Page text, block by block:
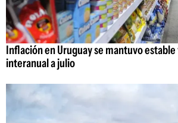
Inflación en Uruguay se mantuvo
interanual a julio